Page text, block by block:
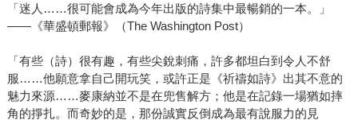
「迷人……很可能會成為今年出版的詩集中最暢銷的一本。」
——《華盛頓郵報》（The Washington Post）
「有些（詩）很有趣，有些尖銳刺痛，許多都坦白到令人不舒
服……他願意拿自己開玩笑，或許正是《祈禱如詩》出其不意的
魅力來源……麥康納並不是在兜售解方；他是在記錄一場猶如摔
角的掙扎。而奇妙的是，那份誠實反倒成為最有說服力的見